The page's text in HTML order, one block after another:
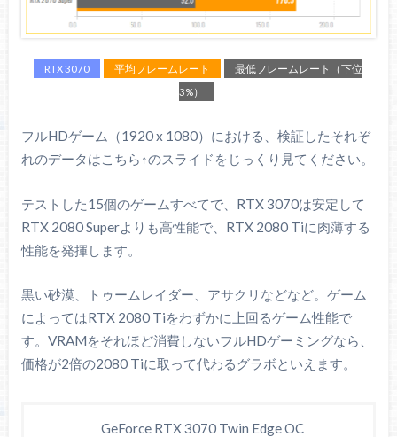
RTX 3070 平均フレームレート
最低フレームレート（下位
3%）
フルHDゲーム（1920 x 1080）における、検証したそれぞ
れのデータはこちら↑のスライドをじっくり見てください。
テストした15個のゲームすべてで、RTX 3070は安定して
RTX 2080 Superよりも高性能で、RTX 2080 Tiに肉薄する
性能を発揮します。
黒い砂漠、トゥームレイダー、アサクリなどなど。ゲーム
によってはRTX 2080 Tiをわずかに上回るゲーム性能で
す。VRAMをそれほど消費しないフルHDゲーミングなら、
価格が2倍の2080 Tiに取って代わるグラボといえます。
GeForce RTX 3070 Twin Edge OC